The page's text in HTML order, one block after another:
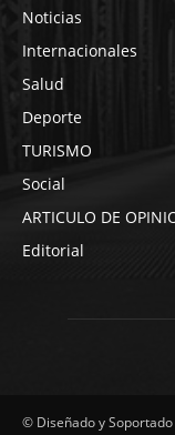
Noticias
Internacionales
Salud
Deporte
TURISMO
Social
ARTICULO DE
Editorial
© Diseñado y